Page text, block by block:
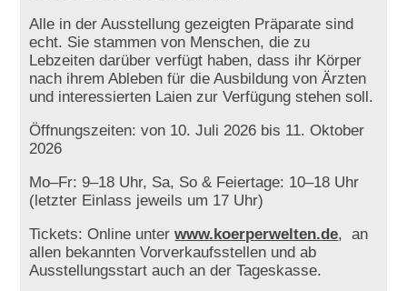
Alle in der Ausstellung gezeigten Präparate sind
echt. Sie stammen von Menschen, die zu
Lebzeiten darüber verfügt haben, dass ihr Körper
nach ihrem Ableben für die Ausbildung von Ärzten
und interessierten Laien zur Verfügung stehen soll.
Öffnungszeiten: von 10. Juli 2026 bis 11. Oktober
2026
Mo–Fr: 9–18 Uhr, Sa, So & Feiertage: 10–18 Uhr
(letzter Einlass jeweils um 17 Uhr)
Tickets: Online unterwww.koerperwelten.de, an
allen bekannten Vorverkaufsstellen und ab
Ausstellungsstart auch an der Tageskasse.